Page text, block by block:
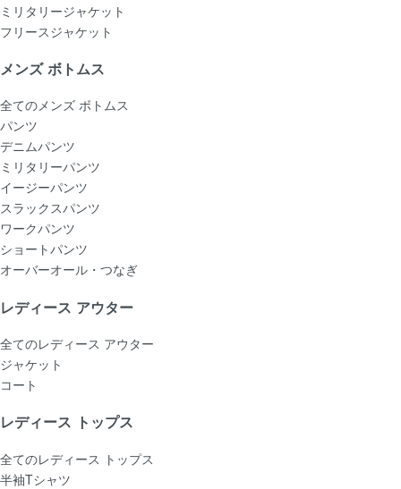
ミリタリージャケット
フリースジャケット
メンズ ボトムス
全てのメンズ ボトムス
パンツ
デニムパンツ
ミリタリーパンツ
イージーパンツ
スラックスパンツ
ワークパンツ
ショートパンツ
オーバーオール・つなぎ
レディース アウター
全てのレディース アウター
ジャケット
コート
レディース トップス
全てのレディース トップス
半袖Tシャツ